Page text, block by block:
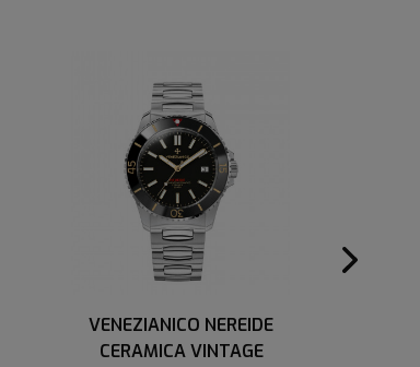
VENEZIANICO NEREIDE
CERAMICA VINTAGE